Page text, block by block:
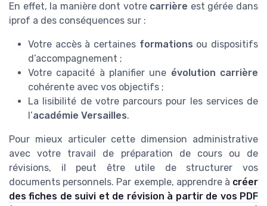
En effet, la manière dont votre carrière est gérée dans
iprof a des conséquences sur :
Votre accès à certaines formations ou dispositifs
d’accompagnement ;
Votre capacité à planifier une évolution carrière
cohérente avec vos objectifs ;
La lisibilité de votre parcours pour les services de
l’académie Versailles.
Pour mieux articuler cette dimension administrative
avec votre travail de préparation de cours ou de
révisions, il peut être utile de structurer vos
documents personnels. Par exemple, apprendre à créer
des fiches de suivi et de révision à partir de vos PDF